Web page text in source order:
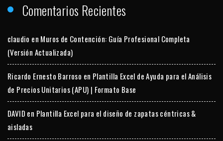
Comentarios Recientes
claudio en Muros de Contención: Guía Profesional Completa
(Versión Actualizada)
Ricardo Ernesto Barroso en Plantilla Excel de Ayuda para el Análisis
de Precios Unitarios (APU) | Formato Base
DAVID en Plantilla Excel para el diseño de zapatas céntricas &
aisladas